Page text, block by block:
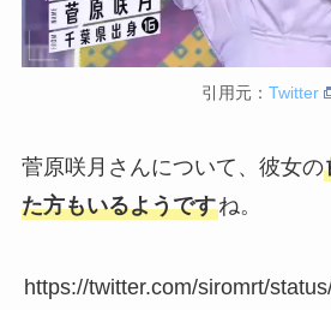
引用元： Twitter
菅原咲月さんについて、彼女の
た方もいるようですね。
https://twitter.com/siromrt/